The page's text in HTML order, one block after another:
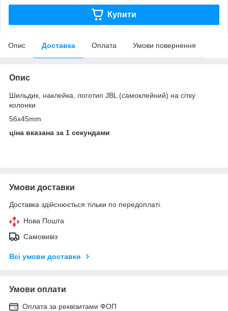
Купити
Опис Доставка Оплата Умови повернення
Опис
Шильдик, наклейка, логотип JBL (самоклейний) на сітку
колонки
56x45mm
ціна вказана за 1 секундами
Умови доставки
Доставка здійснюється тільки по передоплаті.
Нова Пошта
Самовивіз
Всі умови доставки
Умови оплати
Оплата за реквізитами ФОП